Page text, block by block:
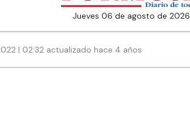
jueves 06 de agosto de 2026
| 02:32 actualizado hace 4 años